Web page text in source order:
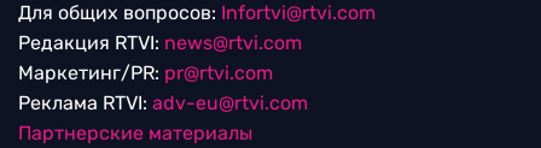
Для общих вопросов: Infortvi@rtvi.com
Редакция RTVI: news@rtvi.com
Маркетинг/PR: pr@rtvi.com
Реклама RTVI: adv-eu@rtvi.com
Партнерские материалы